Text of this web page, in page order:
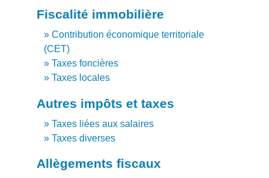
Fiscalité immobilière
Contribution économique territoriale
(CET)
Taxes foncières
Taxes locales
Autres impôts et taxes
Taxes liées aux salaires
Taxes diverses
Allègements fiscaux